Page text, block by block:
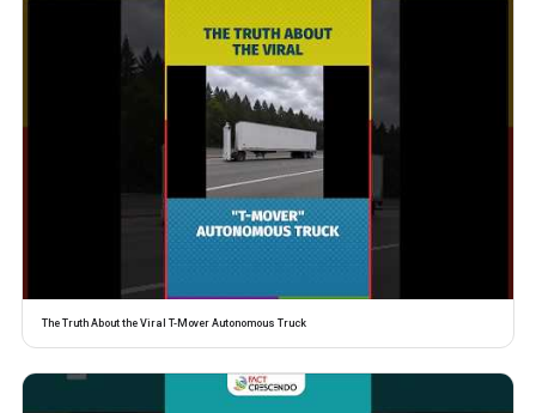
The Truth About the Viral T-Mover Autonomous Truck